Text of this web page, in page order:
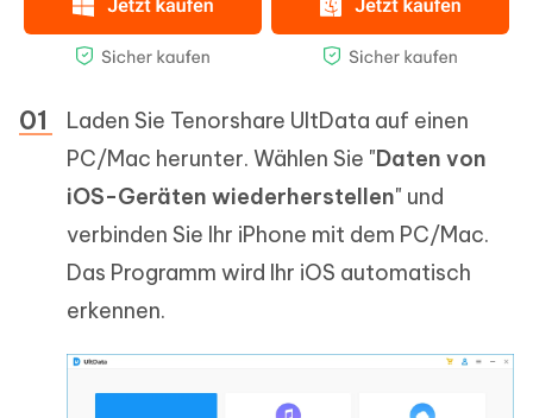
Laden Sie Tenorshare UltData auf einen
PC/Mac herunter. Wählen Sie "Daten von
iOS-Geräten wiederherstellen" und
verbinden Sie Ihr iPhone mit dem PC/Mac.
Das Programm wird Ihr iOS automatisch
erkennen.